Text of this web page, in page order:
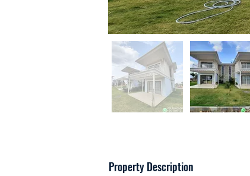
Property Description